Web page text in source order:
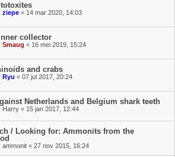
ziepe « 14 mar 2020, 14:03
collector
Smaug « 16 mei 2019, 15:24
and crabs
Ryu « 07 jul 2017, 20:24
Netherlands and Belgium shark teeth
Harry « 15 jan 2017, 12:44
/ Looking for: Ammonits from the
ammonit « 27 nov 2015, 16:24